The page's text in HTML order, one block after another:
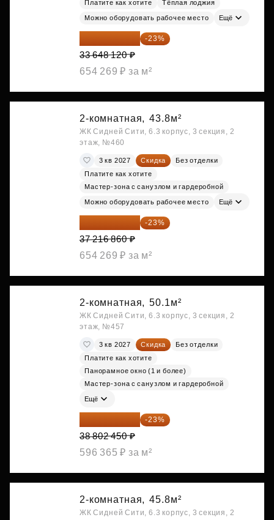
Платите как хотите
Тёплая лоджия
Можно оборудовать рабочее место Ещё
25 909 052 ₽ -23%
33 648 120 ₽
654 269 ₽ за м²
2-комнатная, 43.8м²
ЖК Сидней Сити, 6.3 корпус, 3 секция, 2
этаж, №460
3 кв 2027 Скидка
Без отделки
Платите как хотите
Мастер-зона с санузлом и гардеробной
Можно оборудовать рабочее место Ещё
28 656 982 ₽ -23%
37 216 860 ₽
654 269 ₽ за м²
2-комнатная, 50.1м²
ЖК Сидней Сити, 6.3 корпус, 3 секция, 2
этаж, №457
3 кв 2027 Скидка
Без отделки
Платите как хотите
Панорамное окно (1 и более)
Мастер-зона с санузлом и гардеробной
Ещё
29 877 887 ₽ -23%
38 802 450 ₽
596 365 ₽ за м²
2-комнатная, 45.8м²
ЖК Сидней Сити, 6.3 корпус, 3 секция, 2